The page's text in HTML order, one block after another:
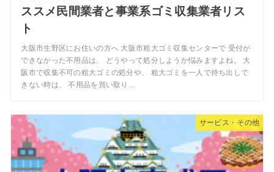
ススメ民間業者と事業系ゴミ収集業者リス
ト
大阪市生野区にお住いの方へ 大阪市粗大ゴミ収集センターで 受付が
できなかった不用品は、 どうやって処分しようか悩みますよね。 大
阪市で収集不可の粗大ゴミの処分や、 粗大ゴミを一人で持ち出しで
きない時は、 不用品を買い取り...
サービス・その他